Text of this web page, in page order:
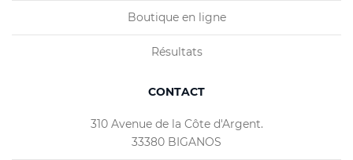
Boutique en ligne
Résultats
CONTACT
310 Avenue de la Côte d'Argent.
33380 BIGANOS